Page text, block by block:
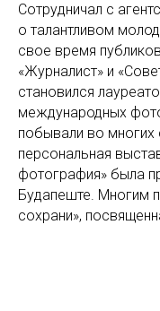
Сотрудничал с
о талантливом
свое время
«Журналист» и
становился
международных
побывали во многих
персональная
фотография» была
Будапеште. Многим
сохрани»,